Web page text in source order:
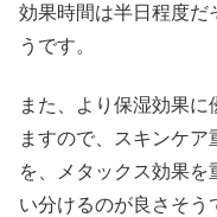
効果時間は半日程度だ
うです。
また、より保湿効果に
ますので、スキンケ
を、メタックス効果
い分けるのが良さそう